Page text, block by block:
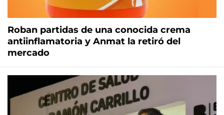
Roban partidas de una conocida crema
antiinflamatoria y Anmat la retiró del
mercado